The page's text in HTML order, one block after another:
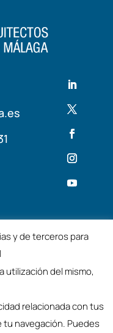
de Málaga
y de terceros para
utilización del mismo,
relacionada con tus
tu navegación. Puedes